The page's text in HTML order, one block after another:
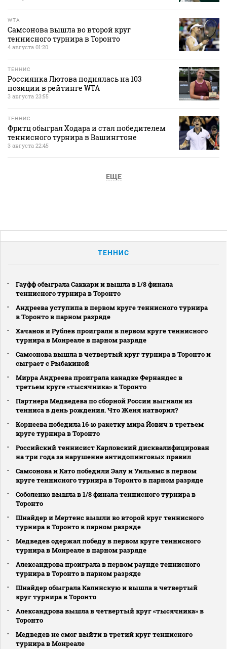
WTA
Самсонова вышла во второй круг
теннисного турнира в Торонто
4 августа 01:20
ТЕННИС
Россиянка Лютова поднялась на 103
позиции в рейтинге WTA
3 августа 23:55
ТЕННИС
Фритц обыграл Ходара и стал победителем
теннисного турнира в Вашингтоне
3 августа 22:45
ЕЩЕ
ТЕННИС
Гауфф обыграла Саккари и вышла в 1/8 финала
теннисного турнира в Торонто
Андреева уступипа в первом круге теннисного турнира
в Торонто в парном разряде
Хачанов и Рублев проиграли в первом круге теннисного
турнира в Монреале в парном разряде
Самсонова вышла в четвертый круг турнира в Торонто и
сыграет с Рыбакиной
Мирра Андреева проиграла канадке Фернандес в
третьем круге «тысячника» в Торонто
Партнера Медведева по сборной России выгнали из
тенниса в день рождения. Что Женя натворил?
Корнеева победила 16‑ю ракетку мира Йович в третьем
круге турнира в Торонто
Российский теннисист Карловский дисквалифицирован
на три года за нарушение антидопинговых правил
Самсонова и Като победили Эалу и Уильямс в первом
круге теннисного турнира в Торонто в парном разряде
Соболенко вышла в 1/8 финала теннисного турнира в
Торонто
Шнайдер и Мертенс вышли во второй круг теннисного
турнира в Торонто в парном разряде
Медведев одержал победу в первом круге теннисного
турнира в Монреале в парном разряде
Александрова проиграла в первом раунде теннисного
турнира в Торонто в парном разряде
Шнайдер обыграла Калинскую и вышла в четвертый
круг турнира в Торонто
Александрова вышла в четвертый круг «тысячника» в
Торонто
Медведев не смог выйти в третий круг теннисного
турнира в Монреале